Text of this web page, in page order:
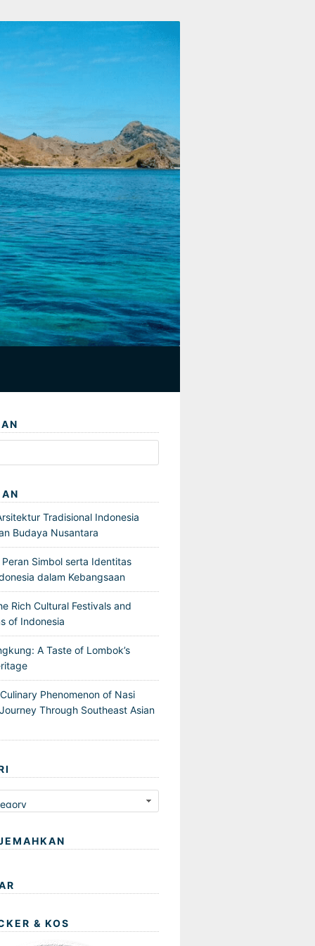
Tradisional Indonesia
Budaya Nusantara
Simbol serta Identitas
dalam Kebangsaan
Rich Cultural Festivals and
of Indonesia
A Taste of Lombok’s
Phenomenon of Nasi
Through Southeast Asian
& KOS